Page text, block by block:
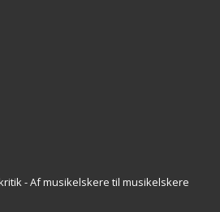
- Af musikelskere til musikelskere